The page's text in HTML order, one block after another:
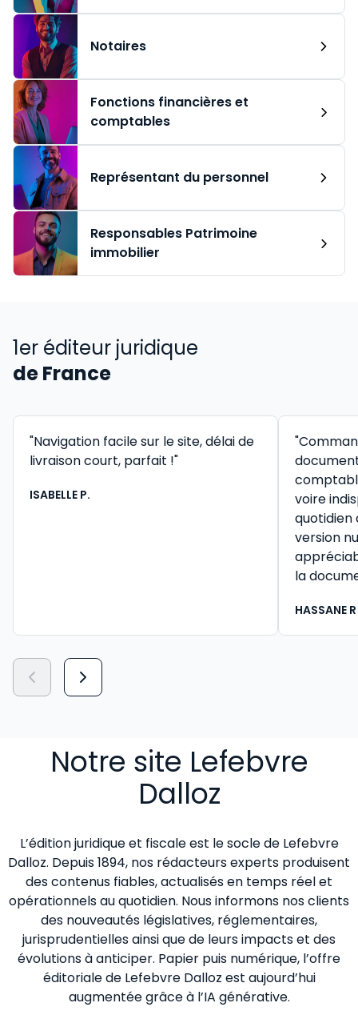
Notaires
Fonctions financières et
comptables
Représentant du personnel
Responsables Patrimoine
immobilier
1er éditeur juridique
de France
"Navigation facile sur le site, délai de
livraison court, parfait !"
ISABELLE P.
voire
version
la
HASSANE R
Notre site Lefebvre
Dalloz
L’édition juridique et fiscale est le socle de Lefebvre
Dalloz. Depuis 1894, nos rédacteurs experts produisent
des contenus fiables, actualisés en temps réel et
opérationnels au quotidien. Nous informons nos clients
des nouveautés législatives, réglementaires,
jurisprudentielles ainsi que de leurs impacts et des
évolutions à anticiper. Papier puis numérique, l’offre
éditoriale de Lefebvre Dalloz est aujourd’hui
augmentée grâce à l’IA générative.